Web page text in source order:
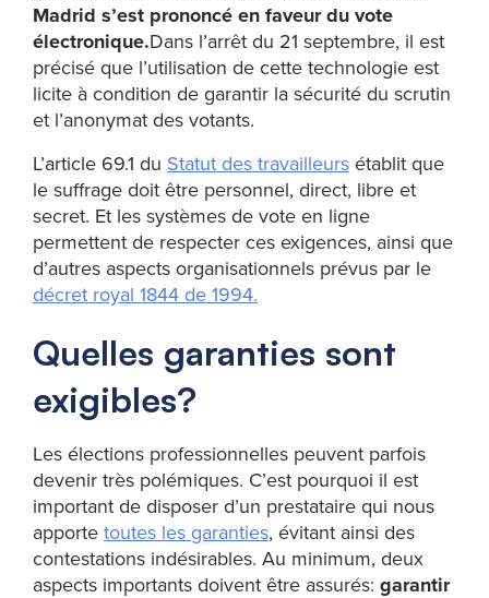
Madrid s’est prononcé en faveur du vote
électronique.Dans l’arrêt du 21 septembre, il est
précisé que l’utilisation de cette technologie est
licite à condition de garantir la sécurité du scrutin
et l’anonymat des votants.
L’article 69.1 du Statut des travailleursétablit que
le suffrage doit être personnel, direct, libre et
secret. Et les systèmes de vote en ligne
permettent de respecter ces exigences, ainsi que
d’autres aspects organisationnels prévus par le
décret royal 1844 de 1994.
Quelles garanties sont
exigibles?
Les élections professionnelles peuvent parfois
devenir très polémiques. C’est pourquoi il est
important de disposer d’un prestataire qui nous
apportetoutes les garanties, évitant ainsi des
contestations indésirables. Au minimum, deux
aspects importants doivent être assurés: garantir